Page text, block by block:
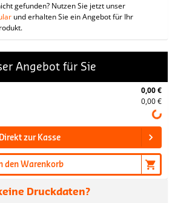
gefunden? Nutzen Sie jetzt unser
und erhalten Sie ein Angebot für Ihr
Angebot für Sie
0,00 €
0,00 €
Direkt zur Kasse
den Warenkorb
Druckdaten?